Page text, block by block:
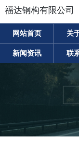
福达钢构有限公司
网站首页 关
新闻资讯 联